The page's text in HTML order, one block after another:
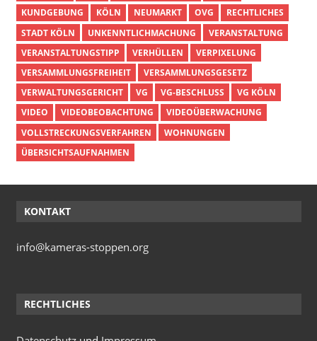
KUNDGEBUNG
KÖLN NEUMARKT OVG
RECHTLICHES
STADT KÖLN
UNKENNTLICHMACHUNG
VERANSTALTUNG
VERANSTALTUNGSTIPP
VERHÜLLEN
VERPIXELUNG
VERSAMMLUNGSFREIHEIT
VERSAMMLUNGSGESETZ
VERWALTUNGSGERICHT
VG VG-BESCHLUSS
VG KÖLN
VIDEO
VIDEOBEOBACHTUNG
VIDEOÜBERWACHUNG
VOLLSTRECKUNGSVERFAHREN
WOHNUNGEN
ÜBERSICHTSAUFNAHMEN
KONTAKT
info@kameras-stoppen.org
RECHTLICHES